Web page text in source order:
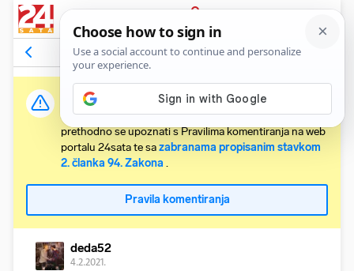
PRIJAVA
Komentari19 Relevantni
Važna obavijest:
Svaki korisnik koji želi komentirati članke obvezan je
prethodno se upoznati s Pravilima komentiranja na web
portalu 24sata te sazabranama propisanim stavkom
2. članka 94. Zakona .
Pravila komentiranja
deda52
4.2.2021.